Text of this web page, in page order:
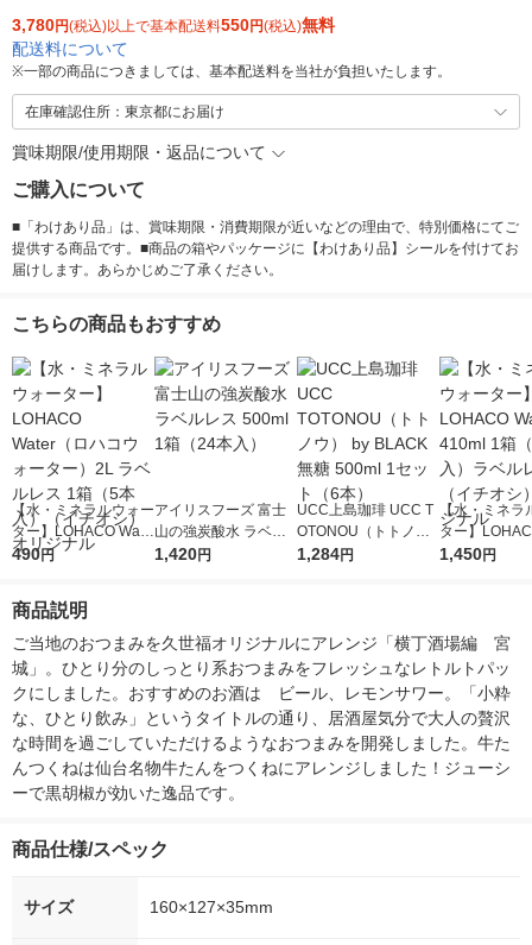
3,780円(税込)以上で基本配送料550円(税込)無料
配送料について
※一部の商品につきましては、基本配送料を当社が負担いたします。
在庫確認住所：東京都にお届け
賞味期限/使用期限・返品について
ご購入について
■「わけあり品」は、賞味期限・消費期限が近いなどの理由で、特別価格にてご
提供する商品です。■商品の箱やパッケージに【わけあり品】シールを付けてお
届けします。あらかじめご了承ください。
こちらの商品もおすすめ
【水・ミネラルウォー
ター】LOHACO Wate
r（ロハコウォータ
シ） オリジナル
490円
アイリスフーズ 富士
山の強炭酸水 ラベル
レス 500ml 1箱（24
1,420円
UCC上島珈琲 UCC T
OTONOU（トトノ
ウ） by BLACK無糖 5
1,284円
【水・ミネラ
ター】
r 410ml 1箱（
1,450円
商品説明
ご当地のおつまみを久世福オリジナルにアレンジ「横丁酒場編　宮
城」。ひとり分のしっとり系おつまみをフレッシュなレトルトパッ
クにしました。おすすめのお酒は　ビール、レモンサワー。「小粋
な、ひとり飲み」というタイトルの通り、居酒屋気分で大人の贅沢
な時間を過ごしていただけるようなおつまみを開発しました。牛た
んつくねは仙台名物牛たんをつくねにアレンジしました！ジューシ
ーで黒胡椒が効いた逸品です。
商品仕様/スペック
サイズ 160×127×35mm